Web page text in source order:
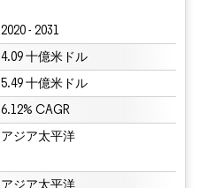
2020 - 2031
4.09 十億米ドル
5.49 十億米ドル
6.12% CAGR
アジア太平洋
アジア太平洋